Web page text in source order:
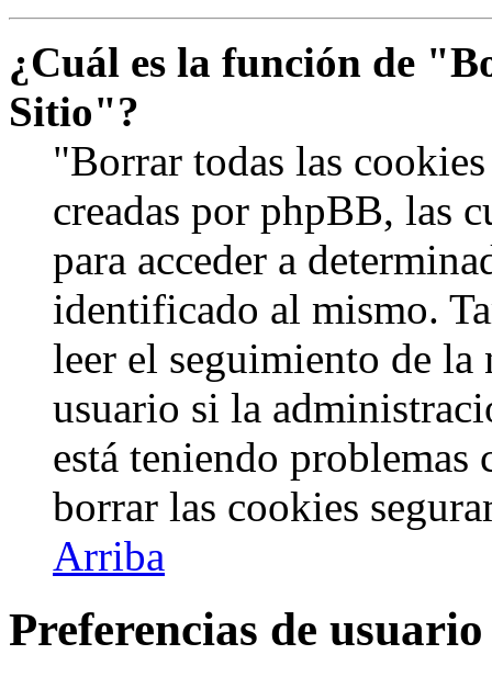
¿Cuál es la función de
Sitio"?
"Borrar todas las
creadas por phpBB, las
para acceder a
identificado al mismo.
leer el seguimiento de
usuario si la
está teniendo
borrar las cookies
Arriba
Preferencias de